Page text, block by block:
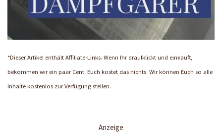
*Dieser Artikel enthält Affiliate-Links. Wenn Ihr draufklickt und einkauft,
bekommen wir ein paar Cent. Euch kostet das nichts. Wir können Euch so alle
Inhalte kostenlos zur Verfügung stellen.
Anzeige